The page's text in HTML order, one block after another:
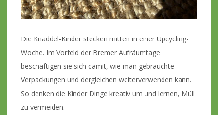
Die Knaddel-Kinder stecken mitten in einer Upcycling-
Woche. Im Vorfeld der Bremer Aufräumtage
beschäftigen sie sich damit, wie man gebrauchte
Verpackungen und dergleichen weiterverwenden kann.
So denken die Kinder Dinge kreativ um und lernen, Müll
zu vermeiden.